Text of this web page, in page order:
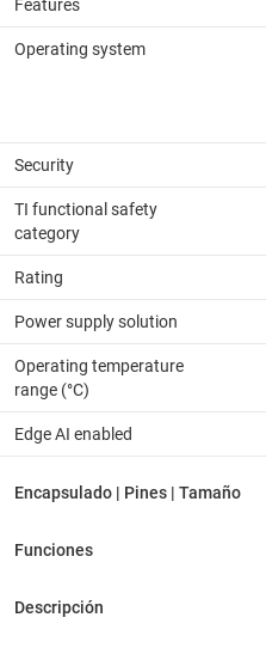
Features
Operating system
Security
TI functional safety
category
Rating
Power supply solution
Operating temperature
range (°C)
Edge AI enabled